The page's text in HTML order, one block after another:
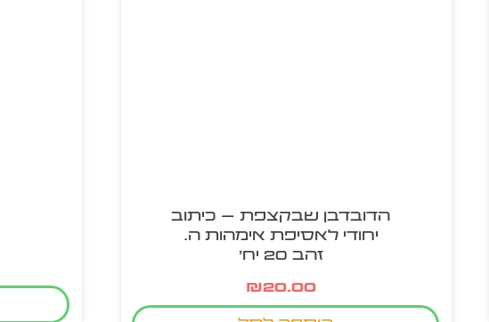
הדובדבן שבקצפת – כיתוב
יחודי לאסיפת אימהות ה.
זהב 20 יח'
₪20.00